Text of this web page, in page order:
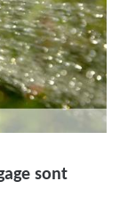
sont